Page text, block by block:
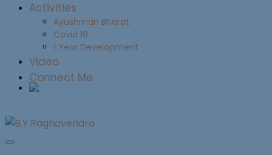
Activities
Ayushman Bharat
Covid 19
1 Year Development
Video
Connect Me